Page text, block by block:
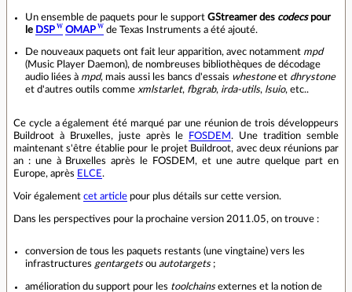
Un ensemble de paquets pour le support GStreamer des codecspour
le DSP OMAP de Texas Instruments a été ajouté.
De nouveaux paquets ont fait leur apparition, avec notamment mpd
(Music Player Daemon), de nombreuses bibliothèques de décodage
audio liées à mpd, mais aussi les bancs d'essais whestoneet dhrystone
et d'autres outils comme xmlstarlet, fbgrab, irda-utils, lsuio, etc..
Ce cycle a également été marqué par une réunion de trois développeurs
Buildroot à Bruxelles, juste après le
FOSDEM . Une tradition semble
maintenant s'être établie pour le projet Buildroot, avec deux réunions par
an : une à Bruxelles après le FOSDEM, et une autre quelque part en
Europe, après ELCE.
Voir également cet article pour plus détails sur cette version.
Dans les perspectives pour la prochaine version 2011.05, on trouve :
conversion de tous les paquets restants (une vingtaine) vers les
infrastructures gentargetsou autotargets;
amélioration du support pour les toolchainsexternes et la notion de